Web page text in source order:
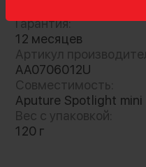
Регулируемая
насадки Spotlight
регулировать угол
Гарантия:
12 месяцев
Артикул
AA0706012U
Совместимость:
Aputure Spotlight mini
Вес с упаковкой:
120 г